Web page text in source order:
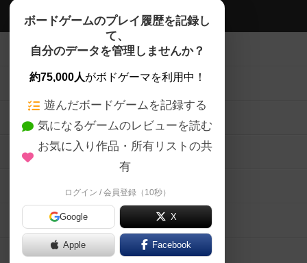
ボードゲームのプレイ履歴を記録し
て、
自分のデータを管理しませんか？
約75,000人がボドゲーマを利用中！
遊んだボードゲームを記録する
気になるゲームのレビューを読む
お気に入り作品・所有リストの共
有
ログイン / 会員登録（10秒）
Google X
Apple Facebook
ボドゲーマTOP
ボードゲームを検索する
ボードゲームの新着レビュー
ボードゲーム会情報
メカニクス特集
掲示板・トピックス
ボドとも・会員一覧
ボードゲーム業界コラム